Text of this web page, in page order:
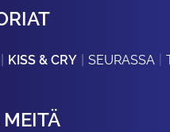
KISS & CRY SEURASSA